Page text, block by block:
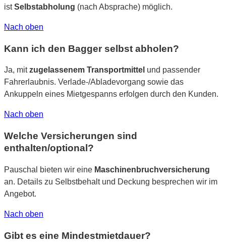
istSelbstabholung (nach Absprache) möglich.
Nach oben
Kann ich den Bagger selbst abholen?
Ja, mitzugelassenem Transportmittel und passender
Fahrerlaubnis. Verlade-/Abladevorgang sowie das
Ankuppeln eines Mietgespanns erfolgen durch den Kunden.
Nach oben
Welche Versicherungen sind
enthalten/optional?
Pauschal bieten wir eine Maschinenbruchversicherung
an. Details zu Selbstbehalt und Deckung besprechen wir im
Angebot.
Nach oben
Gibt es eine Mindestmietdauer?